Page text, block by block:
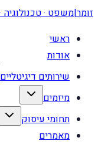
זומר|משפט · טכנולוגיה
ראשי
אודות
שירותים דיגיטליים
מיזמים
תחומי עיסוק
מאמרים